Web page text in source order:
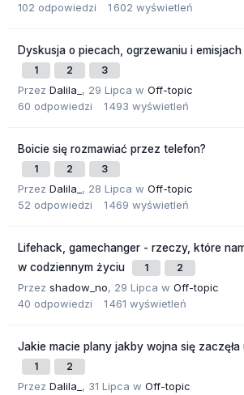
102 odpowiedzi 1 602 wyświetleń
Dyskusja o piecach, ogrzewaniu i emisjach
1 2 3
Przez Dalila_ , 29 Lipca w Off-topic
60 odpowiedzi 1 493 wyświetleń
Boicie się rozmawiać przez telefon?
1 2 3
Przez Dalila_ , 28 Lipca w Off-topic
52 odpowiedzi 1 469 wyświetleń
Lifehack, gamechanger - rzeczy, które
w codziennym życiu
1 2
Przez shadow_no, 29 Lipca w Off-topic
40 odpowiedzi 1 461 wyświetleń
Jakie macie plany jakby wojna się zaczęła
1 2
Przez Dalila_ , 31 Lipca w Off-topic